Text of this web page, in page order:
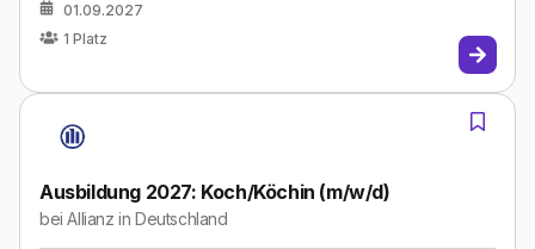
01.09.2027
1 Platz
Ausbildung 2027: Koch/Köchin (m/w/d)
beiAllianz in Deutschland